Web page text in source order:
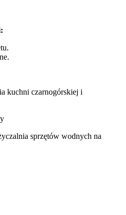
kuchni czarnogórskiej i
sprzętów wodnych na